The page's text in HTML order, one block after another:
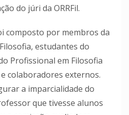
do júri da ORRFil.
composto por membros da
estudantes do
Profissional em Filosofia
e colaboradores externos.
a imparcialidade do
que tivesse alunos